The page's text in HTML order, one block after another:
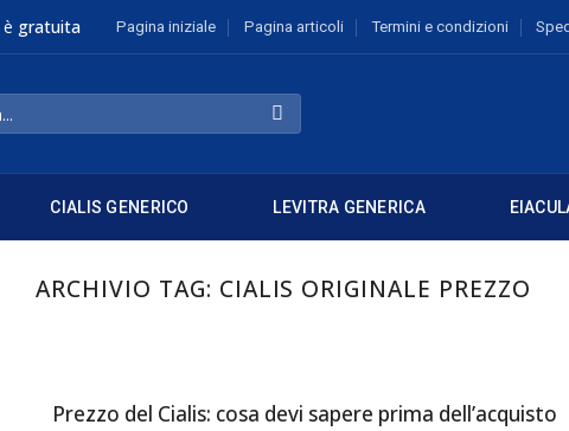
gratuita Pagina iniziale Pagina articoli Termini e condizioni
CIALIS GENERICO LEVITRA GENERICA
ARCHIVIO TAG: CIALIS ORIGINALE PREZZO
Prezzo del Cialis: cosa devi sapere prima dell’acquisto